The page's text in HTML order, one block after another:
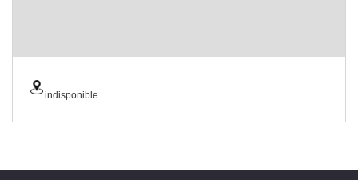
indisponible